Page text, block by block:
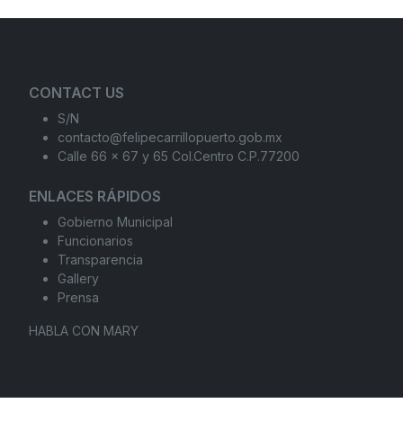
CONTACT US
S/N
contacto@felipecarrillopuerto.gob.mx
Calle 66 x 67 y 65 Col.Centro C.P.77200
ENLACES RÁPIDOS
Gobierno Municipal
Funcionarios
Transparencia
Gallery
Prensa
HABLA CON MARY